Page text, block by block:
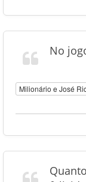
No
Milionário e José